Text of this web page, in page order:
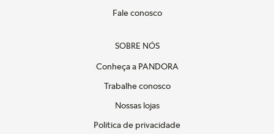
Fale conosco
SOBRE NÓS
Conheça a PANDORA
Trabalhe conosco
Nossas lojas
Politica de privacidade